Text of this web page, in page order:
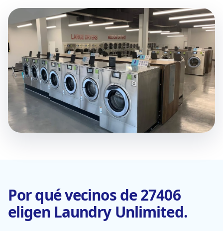
Por qué vecinos de 27406
eligen Laundry Unlimited.